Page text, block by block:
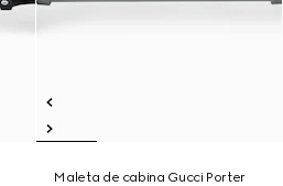
Maleta de cabina Gucci Porter